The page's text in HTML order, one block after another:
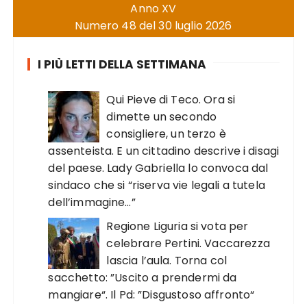
Anno XV
Numero 48 del 30 luglio 2026
I PIÙ LETTI DELLA SETTIMANA
Qui Pieve di Teco. Ora si
dimette un secondo
consigliere, un terzo è
assenteista. E un cittadino descrive i disagi
del paese. Lady Gabriella lo convoca dal
sindaco che si “riserva vie legali a tutela
dell’immagine…”
Regione Liguria si vota per
celebrare Pertini. Vaccarezza
lascia l’aula. Torna col
sacchetto: ”Uscito a prendermi da
mangiare“. Il Pd: ”Disgustoso affronto“